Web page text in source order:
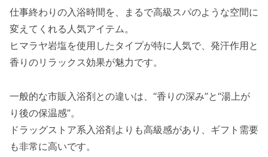
仕事終わりの入浴時間を、まるで高級スパのような空間に
変えてくれる人気アイテム。
ヒマラヤ岩塩を使用したタイプが特に人気で、発汗作用と
香りのリラックス効果が魅力です。
一般的な市販入浴剤との違いは、“香りの深み”と“湯上が
り後の保温感”。
ドラッグストア系入浴剤よりも高級感があり、ギフト需要
も非常に高いです。